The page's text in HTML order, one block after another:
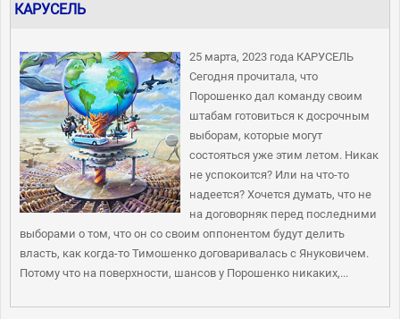
КАРУСЕЛЬ
25 марта, 2023 года КАРУСЕЛЬ
Сегодня прочитала, что
Порошенко дал команду своим
штабам готовиться к досрочным
выборам, которые могут
состояться уже этим летом. Никак
не успокоится? Или на что-то
надеется? Хочется думать, что не
на договорняк перед последними
выборами о том, что он со своим оппонентом будут делить
власть, как когда-то Тимошенко договаривалась с Януковичем.
Потому что на поверхности, шансов у Порошенко никаких,...